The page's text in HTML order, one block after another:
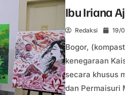
Ibu Iriana
Redaksi 19/
Bogor,
kenegaraan
secara khusus
dan Permaisuri